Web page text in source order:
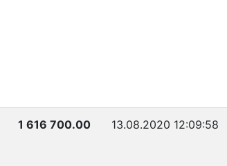
1 616 700.00 13.08.2020 12:09:58